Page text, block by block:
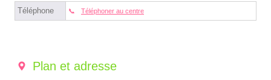
Téléphone Téléphoner au centre
Plan et adresse